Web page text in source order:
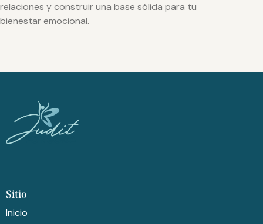
relaciones y construir una base sólida para tu
bienestar emocional.
Sitio
Inicio